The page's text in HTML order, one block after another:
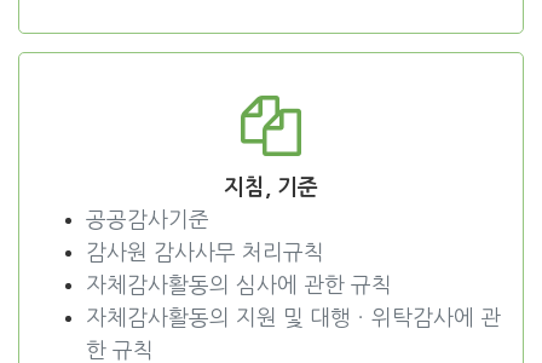
지침, 기준
공공감사기준
감사원 감사사무 처리규칙
자체감사활동의 심사에 관한 규칙
자체감사활동의 지원 및 대행ㆍ위탁감사에 관
한 규칙